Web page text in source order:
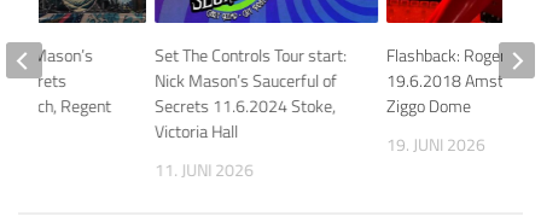
Set The Controls Tour start:
Nick Mason’s Saucerful of
Secrets 11.6.2024 Stoke,
Victoria Hall
11. JUNI 2026
Flashback: Roger
19.6.2018
Ziggo Dome
19. JUNI 2026
Mason’s
Secrets
Regent